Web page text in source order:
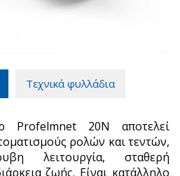
Τεχνικά φυλλάδια
Profelmnet 20Ν αποτελεί
ρολών και τεντών,
λειτουργία, σταθερή
ζωής. Είναι κατάλληλο